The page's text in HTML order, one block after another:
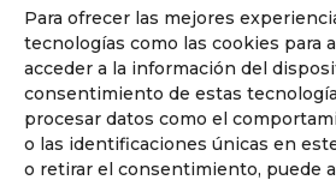
Para ofrecer las mejores
tecnologías como las cookies para
acceder a la información del
consentimiento de estas
procesar datos como el
o las identificaciones únicas en
o retirar el consentimiento, puede
Descubre Secundaria
Hasta los 18 años,
obtener el Baccalauréat.